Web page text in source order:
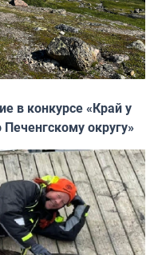
в конкурсе «Край у
округу»